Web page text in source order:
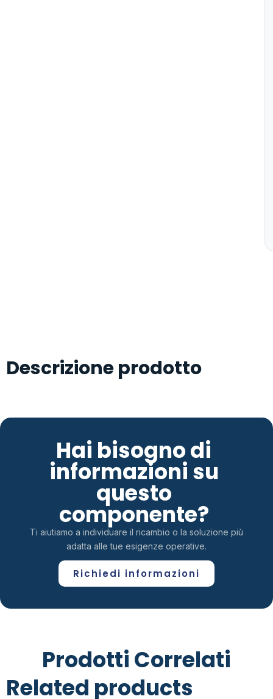
Descrizione prodotto
Hai bisogno di
informazioni su
questo
componente?
Ti aiutiamo a individuare il ricambio o la soluzione più
adatta alle tue esigenze operative.
Richiedi informazioni
Prodotti Correlati
Related products